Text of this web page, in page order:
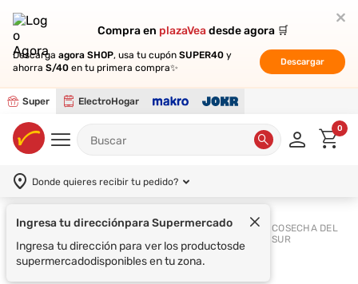
Compra en plazaVeadesde agora 🛒
Descarga agora SHOP, usa tu cupón SUPER40 y
ahorra S/40 en tu primera compra✨
Descargar
Super ElectroHogar
Compra en plazaVeadesde agora 🛒
Descarga agora SHOP, usa tu cupón SUPER40 y
ahorra S/40 en tu primera compra✨
Descargar
0
Donde quieres recibir tu pedido?
Panadería y
Pastelería
COSECHA DEL
SUR